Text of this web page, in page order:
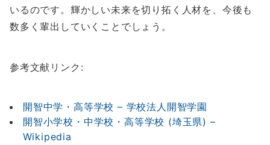
いるのです。輝かしい未来を切り拓く人材を、今後も
数多く輩出していくことでしょう。
参考文献リンク:
開智中学・高等学校 – 学校法人開智学園​​
開智小学校・中学校・高等学校 (埼玉県) –
Wikipedia​​